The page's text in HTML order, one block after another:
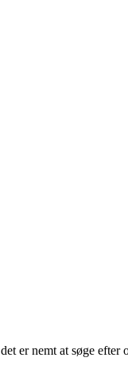
er nemt at søge efter